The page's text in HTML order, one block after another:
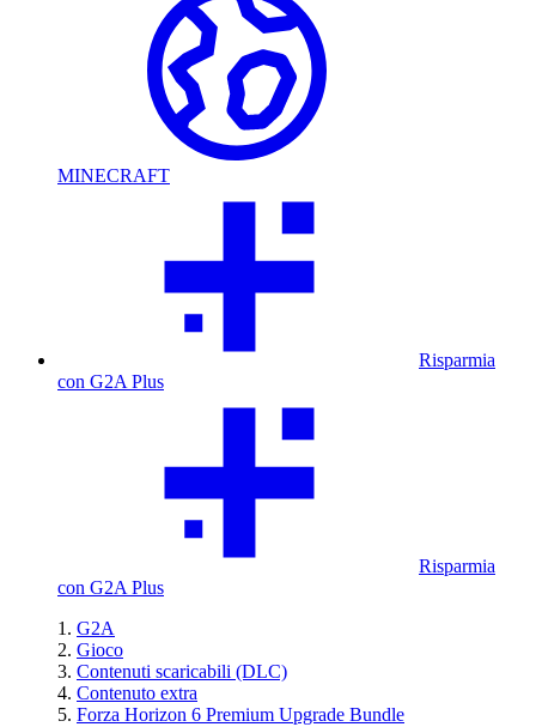
MINECRAFT
Risparmia
con G2A Plus
Risparmia
con G2A Plus
G2A
Gioco
Contenuti scaricabili (DLC)
Contenuto extra
Forza Horizon 6 Premium Upgrade Bundle